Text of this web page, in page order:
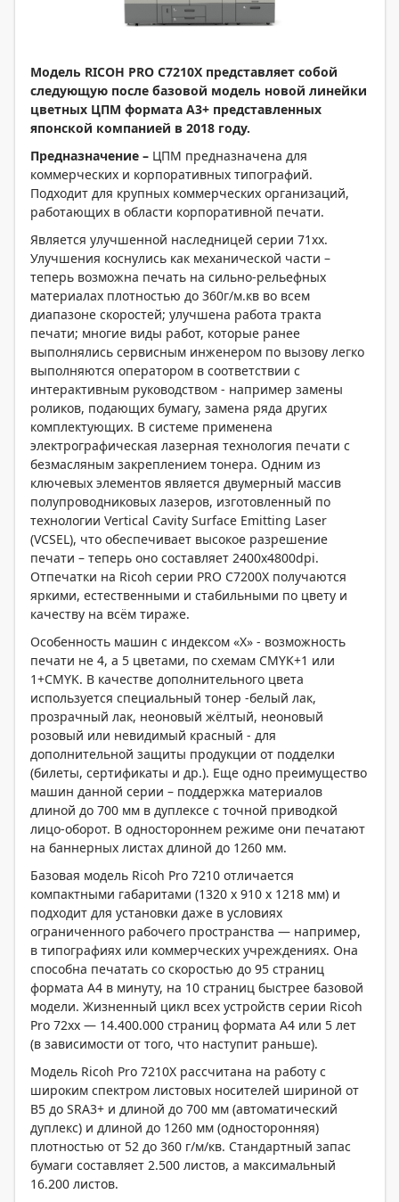
Модель RICOH PRO С7210X представляет собой
следующую после базовой модель новой линейки
цветных ЦПМ формата А3+ представленных
японской компанией в 2018 году.
Предназначение – ЦПМ предназначена для
коммерческих и корпоративных типографий.
Подходит для крупных коммерческих организаций,
работающих в области корпоративной печати.
Является улучшенной наследницей серии 71хх.
Улучшения коснулись как механической части –
теперь возможна печать на сильно-рельефных
материалах плотностью до 360г/м.кв во всем
диапазоне скоростей; улучшена работа тракта
печати; многие виды работ, которые ранее
выполнялись сервисным инженером по вызову легко
выполняются оператором в соответствии с
интерактивным руководством - например замены
роликов, подающих бумагу, замена ряда других
комплектующих. В системе применена
электрографическая лазерная технология печати с
безмасляным закреплением тонера. Одним из
ключевых элементов является двумерный массив
полупроводниковых лазеров, изготовленный по
технологии Vertical Cavity Surface Emitting Laser
(VCSEL), что обеспечивает высокое разрешение
печати – теперь оно составляет 2400х4800dpi.
Отпечатки на Ricoh серии PRO C7200X получаются
яркими, естественными и стабильными по цвету и
качеству на всём тираже.
Особенность машин с индексом «Х» - возможность
печати не 4, а 5 цветами, по схемам CMYK+1 или
1+CMYK. В качестве дополнительного цвета
используется специальный тонер -белый лак,
прозрачный лак, неоновый жёлтый, неоновый
розовый или невидимый красный - для
дополнительной защиты продукции от подделки
(билеты, сертификаты и др.). Еще одно преимущество
машин данной серии – поддержка материалов
длиной до 700 мм в дуплексе с точной приводкой
лицо-оборот. В одностороннем режиме они печатают
на баннерных листах длиной до 1260 мм.
Базовая модель Ricoh Pro 7210 отличается
компактными габаритами (1320 x 910 x 1218 мм) и
подходит для установки даже в условиях
ограниченного рабочего пространства — например,
в типографиях или коммерческих учреждениях. Она
способна печатать со скоростью до 95 страниц
формата А4 в минуту, на 10 страниц быстрее базовой
модели. Жизненный цикл всех устройств серии Ricoh
Pro 72хх — 14.400.000 страниц формата А4 или 5 лет
(в зависимости от того, что наступит раньше).
Модель Ricoh Pro 7210Х рассчитана на работу с
широким спектром листовых носителей шириной от
В5 до SRA3+ и длиной до 700 мм (автоматический
дуплекс) и длиной до 1260 мм (односторонняя)
плотностью от 52 до 360 г/м/кв. Стандартный запас
бумаги составляет 2.500 листов, а максимальный
16.200 листов.